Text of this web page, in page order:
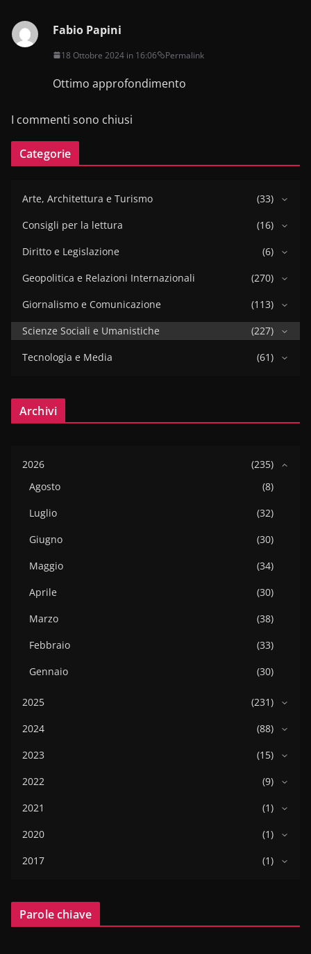
Fabio Papini
18 Ottobre 2024 in 16:06 Permalink
Ottimo approfondimento
I commenti sono chiusi
Categorie
Arte, Architettura e Turismo
(33)
Consigli per la lettura
(16)
Diritto e Legislazione
(6)
Geopolitica e Relazioni Internazionali
(270)
Giornalismo e Comunicazione
(113)
Scienze Sociali e Umanistiche
(227)
Tecnologia e Media
(61)
Archivi
2026
(235)
Agosto
(8)
Luglio
(32)
Giugno
(30)
Maggio
(34)
Aprile
(30)
Marzo
(38)
Febbraio
(33)
Gennaio
(30)
2025
(231)
2024
(88)
2023
(15)
2022
(9)
2021
(1)
2020
(1)
2017
(1)
Parole chiave